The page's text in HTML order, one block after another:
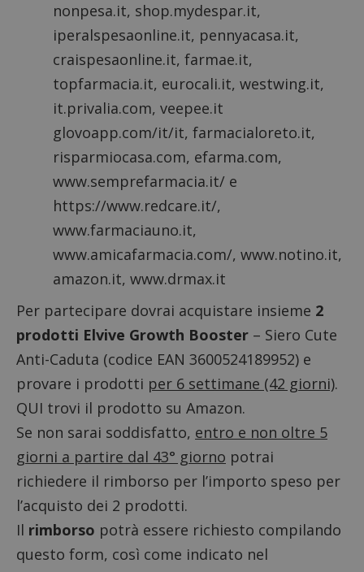
nonpesa.it, shop.mydespar.it,
iperalspesaonline.it, pennyacasa.it,
craispesaonline.it, farmae.it,
topfarmacia.it, eurocali.it, westwing.it,
it.privalia.com, veepee.it
glovoapp.com/it/it, farmacialoreto.it,
risparmiocasa.com, efarma.com,
www.semprefarmacia.it/ e
https://www.redcare.it/,
www.farmaciauno.it,
www.amicafarmacia.com/, www.notino.it,
amazon.it, www.drmax.it
Per partecipare dovrai acquistare insieme 2
prodotti Elvive Growth Booster – Siero Cute
Anti-Caduta (codice EAN 3600524189952) e
provare i prodotti per 6 settimane (42 giorni).
QUI trovi il prodotto su Amazon.
Se non sarai soddisfatto, entro e non oltre 5
giorni a partire dal 43° giorno potrai
richiedere il rimborso per l’importo speso per
l’acquisto dei 2 prodotti.
Il rimborso potrà essere richiesto compilando
questo form, così come indicato nel